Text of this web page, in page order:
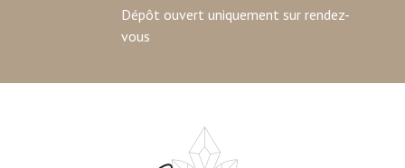
Dépôt ouvert uniquement sur rendez-
vous